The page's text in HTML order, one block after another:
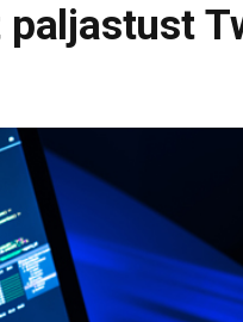
paljastust